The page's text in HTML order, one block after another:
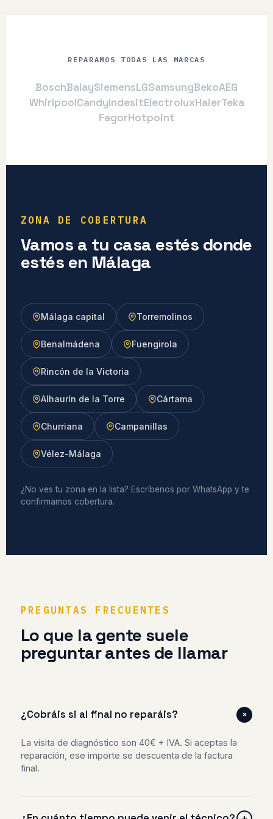
REPARAMOS TODAS LAS MARCAS
BoschBalaySiemensLGSamsungBekoAEG
WhirlpoolCandyIndesitElectroluxHaierTeka
FagorHotpoint
ZONA DE COBERTURA
Vamos a tu casa estés donde
estés en Málaga
Málaga capital Torremolinos
Benalmádena Fuengirola
Rincón de la Victoria
Alhaurín de la Torre Cártama
Churriana Campanillas
Vélez-Málaga
¿No ves tu zona en la lista? Escríbenos por WhatsApp y te
confirmamos cobertura.
PREGUNTAS FRECUENTES
Lo que la gente suele
preguntar antes de llamar
¿Cobráis si al final no reparáis? +
La visita de diagnóstico son 40€ + IVA. Si aceptas la
reparación, ese importe se descuenta de la factura
final.